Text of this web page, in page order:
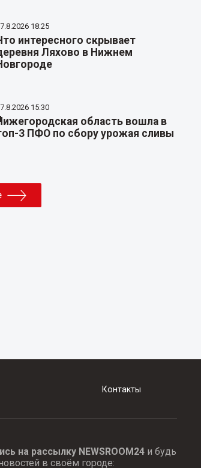
18:25
интересного скрывает
Ляхово в Нижнем
15:30
область вошла в
3 ПФО по сбору урожая сливы
Контакты
на рассылку NEWSROOM24и будь
в своём городе: